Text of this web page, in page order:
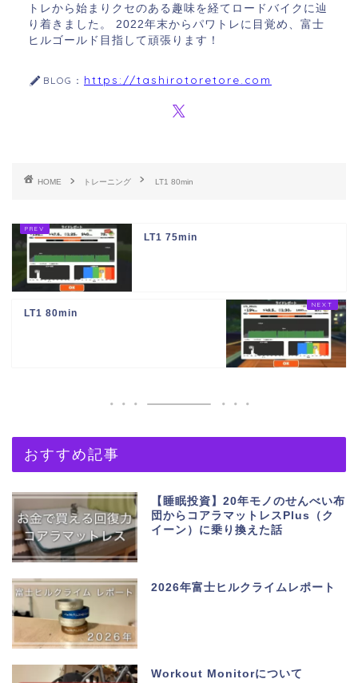
トレから始まりクセのある趣味を経てロードバイクに辿
り着きました。 2022年末からパワトレに目覚め、富士
ヒルゴールド目指して頑張ります！
BLOG： https://tashirotoretore.com
HOME トレーニング LT1 80min
LT1 75min
LT1 80min
おすすめ記事
【睡眠投資】20年モノのせんべい布
団からコアラマットレスPlus（ク
イーン）に乗り換えた話
2026年富士ヒルクライムレポート
Workout Monitorについて